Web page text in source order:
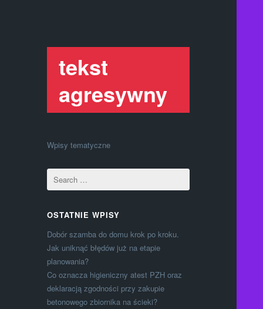
tekst
agresywny
Wpisy tematyczne
OSTATNIE WPISY
Dobór szamba do domu krok po kroku.
Jak uniknąć błędów już na etapie
planowania?
Co oznacza higieniczny atest PZH oraz
deklaracją zgodności przy zakupie
betonowego zbiornika na ścieki?